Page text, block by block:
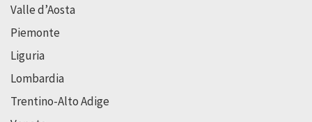
Valle d’Aosta
Piemonte
Liguria
Lombardia
Trentino-Alto Adige